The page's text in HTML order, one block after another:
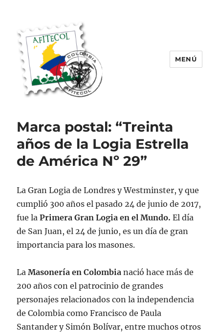
Temática en Colombia | 2008 –
2025
MENÚ
Marca postal: “Treinta
años de la Logia Estrella
de América Nº 29”
La Gran Logia de Londres y Westminster, y que
cumplió 300 años el pasado 24 de junio de 2017,
fue laPrimera Gran Logia en el Mundo. El día
de San Juan, el 24 de junio, es un día de gran
importancia para los masones.
LaMasonería en Colombia nació hace más de
200 años con el patrocinio de grandes
personajes relacionados con la independencia
de Colombia como Francisco de Paula
Santander y Simón Bolívar, entre muchos otros